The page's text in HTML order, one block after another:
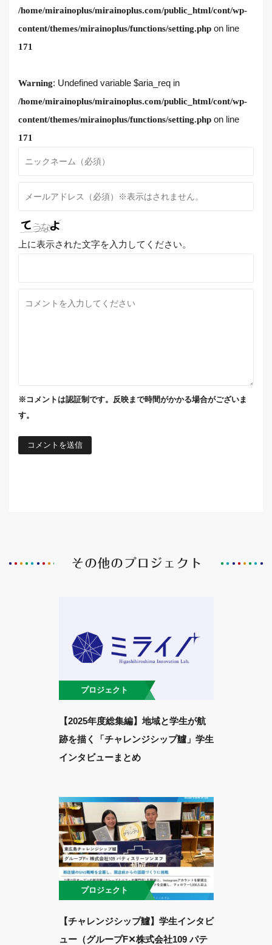
/home/mirainoplus/mirainoplus.com/public_html/cont/wp-
content/themes/mirainoplus/functions/setting.php on line
171
Warning: Undefined variable $aria_req in
/home/mirainoplus/mirainoplus.com/public_html/cont/wp-
content/themes/mirainoplus/functions/setting.php on line
171
上に表示された文字を入力してください。
※コメントは認証制です。反映まで時間がかかる場合がございま
す。
プロジェクト
【2025年度総集編】地域と学生が航
跡を描く「チャレンジシップ艫」学生
インタビューまとめ
プロジェクト
【チャレンジシップ艫】学生インタビ
ュー（グループF✕株式会社109 パテ